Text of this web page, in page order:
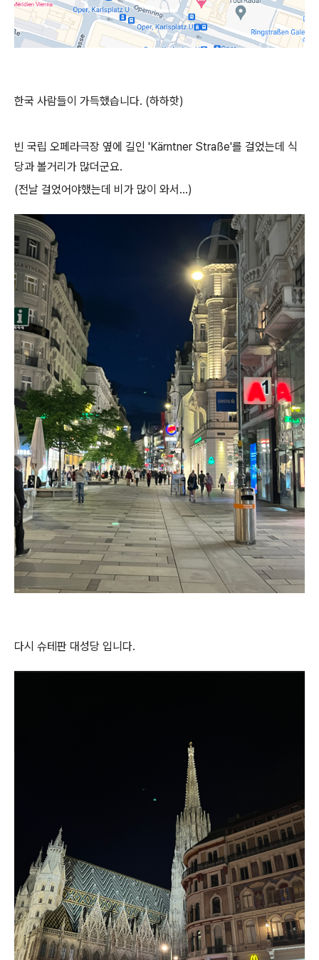
한국 사람들이 가득했습니다. (하하핫)
빈 국립 오페라극장 옆에 길인 'Kärntner Straße'를 걸었는데 식
당과 볼거리가 많더군요.
(전날 걸었어야했는데 비가 많이 와서...)
다시 슈테판 대성당 입니다.